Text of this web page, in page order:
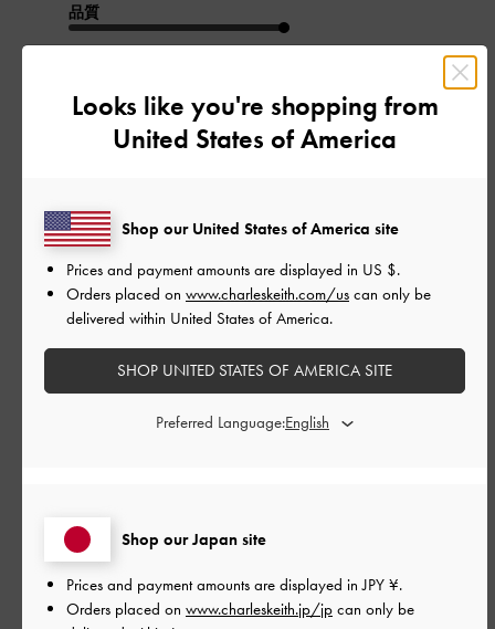
品質
もっと見る
ご利用者様
めちゃよかった！
デザイン
品質
2024-10-16
Looks like you're shopping from
United States of America
Shop our Japan site
Prices and payment amounts are displayed inJPY ¥.
Orders placed on www.charleskeith.jp/jp can only be
Shop our United States of America site
Prices and payment amounts are displayed in US $.
Orders placed on www.charleskeith.com/us can only be
delivered within United States of America.
SHOP UNITED STATES OF AMERICA SITE
Preferred Language: